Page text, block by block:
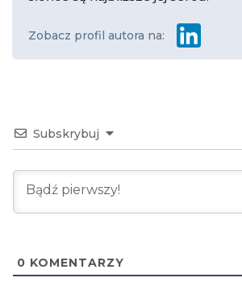
Zobacz profil autora na:
Subskrybuj
0 KOMENTARZY